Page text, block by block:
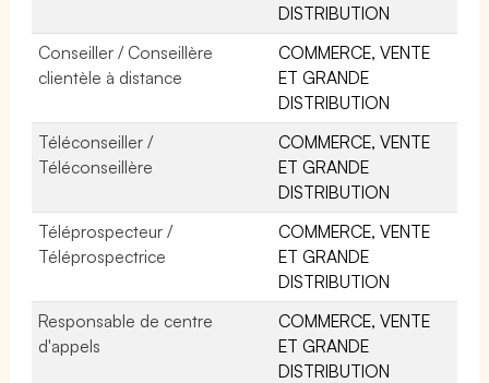
DISTRIBUTION
Conseiller / Conseillère
clientèle à distance
COMMERCE, VENTE
ET GRANDE
DISTRIBUTION
Téléconseiller /
Téléconseillère
COMMERCE, VENTE
ET GRANDE
DISTRIBUTION
Téléprospecteur /
Téléprospectrice
COMMERCE, VENTE
ET GRANDE
DISTRIBUTION
Responsable de centre
d'appels
COMMERCE, VENTE
ET GRANDE
DISTRIBUTION